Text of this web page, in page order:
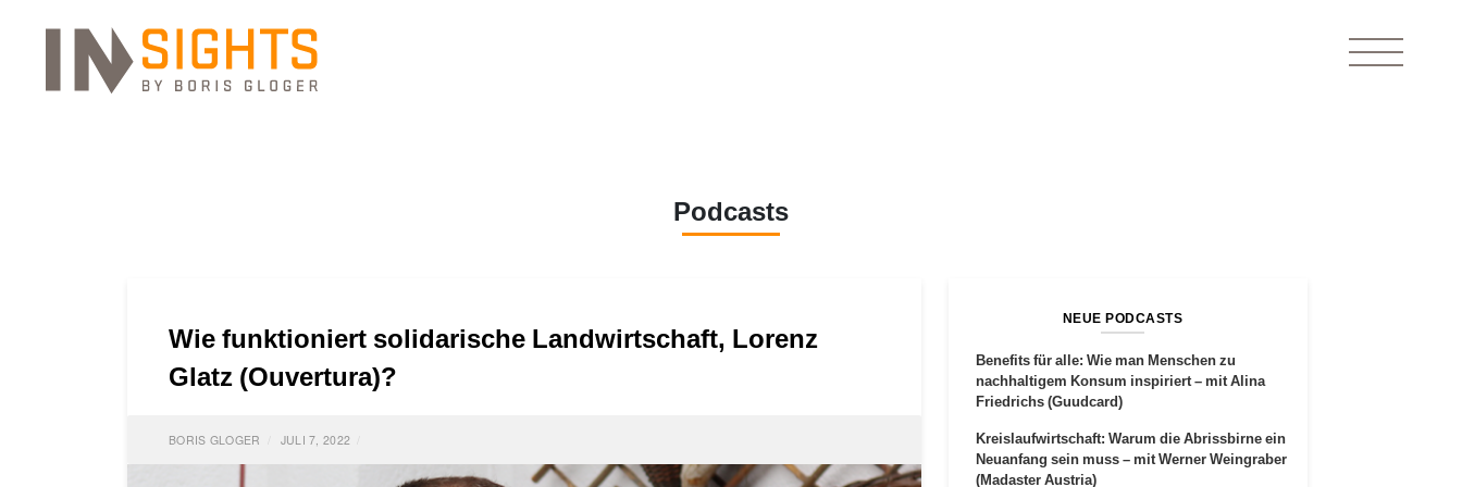
Podcasts
Wie funktioniert solidarische Landwirtschaft, Lorenz
Glatz (Ouvertura)?
BORIS GLOGER JULI 7, 2022
NEUE PODCASTS
Benefits für alle: Wie man Menschen zu
nachhaltigem Konsum inspiriert – mit Alina
Friedrichs (Guudcard)
Kreislaufwirtschaft: Warum die Abrissbirne ein
Neuanfang sein muss – mit Werner Weingraber
(Madaster Austria)